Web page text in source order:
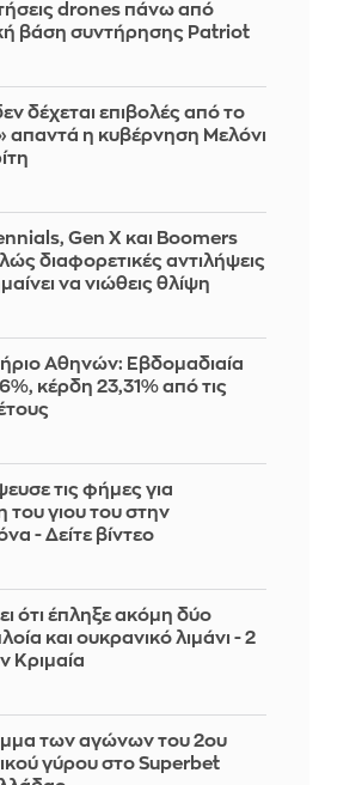
drones πάνω από
βάση συντήρησης Patriot
δέχεται επιβολές από το
απαντά η κυβέρνηση Μελόνι
Gen X και Boomers
διαφορετικές αντιλήψεις
να νιώθεις θλίψη
Αθηνών: Εβδομαδιαία
κέρδη 23,31% από τις
τις φήμες για
του γιου του στην
- Δείτε βίντεο
ότι έπληξε ακόμη δύο
και ουκρανικό λιμάνι - 2
Κριμαία
των αγώνων του 2ου
γύρου στο Superbet